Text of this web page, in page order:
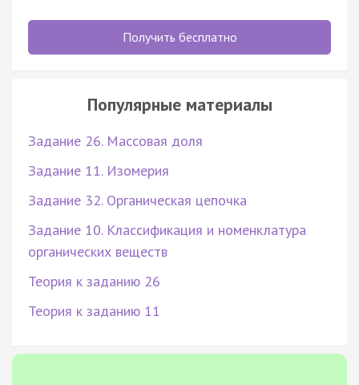
Получить бесплатно
Популярные материалы
Задание 26. Массовая доля
Задание 11. Изомерия
Задание 32. Органическая цепочка
Задание 10. Классификация и номенклатура
органических веществ
Теория к заданию 26
Теория к заданию 11